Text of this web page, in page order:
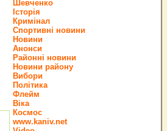
Шевченко
Історія
Кримінал
Спортивні новини
Новини
Анонси
Районні новини
Новини району
Вибори
Політика
Флейм
Віка
Космос
www.kaniv.net